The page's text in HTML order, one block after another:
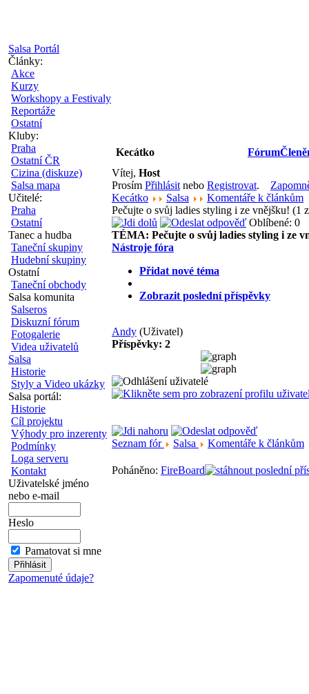
Salsa Portál
Články:
Akce
Kurzy
Workshopy a Festivaly
Reportáže
Ostatní
Kluby:
Praha
Ostatní ČR
Cizina (diskuze)
Salsa mapa
Učitelé:
Praha
Ostatní
Tanec a hudba
Taneční skupiny
Hudební skupiny
Ostatní
Taneční obchody
Salsa komunita
Salseros
Diskuzní fórum
Fotogalerie
Videa uživatelů
Salsa
Historie
Styly a Video ukázky
Salsa portál:
Historie
Cíl projektu
Výhody pro inzerenty
Podmínky
Loga serveru
Kontakt
Uživatelské jméno
nebo e-mail
Heslo
Pamatovat si mne
Zapomenuté údaje?
Kecátko Fórum
Vítej, Host
Prosím Přihlásit nebo Registrovat.
Kecátko
Salsa
Komentáře k článkům
Pečujte o svůj ladies styling i ze vnějšku! (1
Oblíbené: 0
TÉMA: Pečujte o svůj ladies styling i ze
Nástroje fóra
Přidat nové téma
Zobrazit poslední příspěvky
Andy (Uživatel)
Příspěvky: 2
Seznam fór Salsa Komentáře k článkům
Poháněno: FireBoard